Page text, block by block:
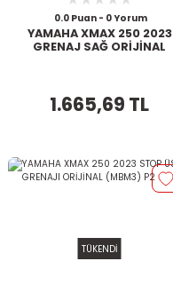
0.0 Puan - 0 Yorum
YAMAHA XMAX 250 2023
GRENAJ SAĞ ORİJİNAL
1.665,69 TL
TÜKENDİ